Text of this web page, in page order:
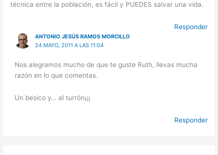
técnica entre la población, es fácil y PUEDES salvar una vida.
Responder
ANTONIO JESÚS RAMOS MORCILLO
24 MAYO, 2011 A LAS 11:04
Nos alegramos mucho de que te guste Ruth, llevas mucha
razón en lo que comentas.
Un besico y… al turrón¡¡¡
Responder